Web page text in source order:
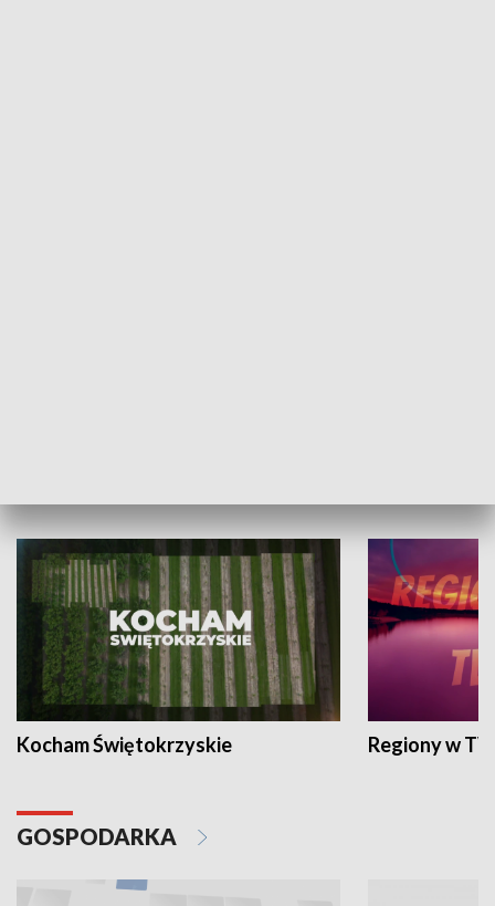
Kocham Świętokrzyskie Regiony w
GOSPODARKA